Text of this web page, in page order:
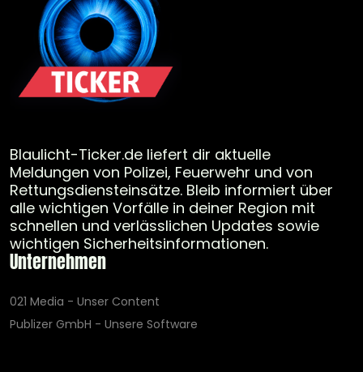
Blaulicht-Ticker.de liefert dir aktuelle
Meldungen von Polizei, Feuerwehr und von
Rettungsdiensteinsätze. Bleib informiert über
alle wichtigen Vorfälle in deiner Region mit
schnellen und verlässlichen Updates sowie
wichtigen Sicherheitsinformationen.
Unternehmen
021 Media - Unser Content
Publizer GmbH - Unsere Software